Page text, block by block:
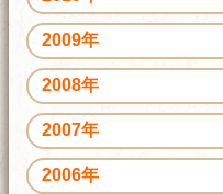
2009年
2008年
2007年
2006年